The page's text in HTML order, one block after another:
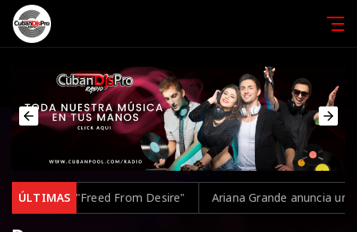
ÚLTIMAS
clásico "Freed From Desire" Ariana Grande anuncia una